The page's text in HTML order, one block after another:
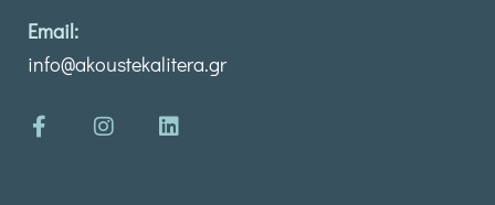
Email:
info@akoustekalitera.gr